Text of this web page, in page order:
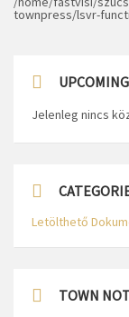
townpress/lsvr-
Jelenleg nincs
Letölthető
TOWN